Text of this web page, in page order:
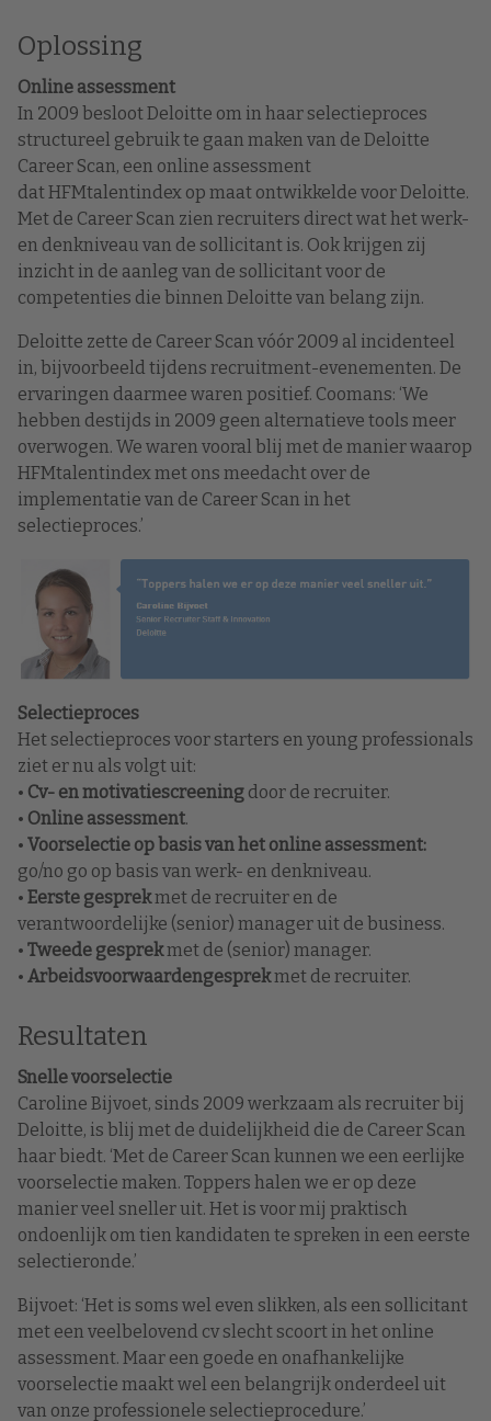
Oplossing
Online assessment
In 2009 besloot Deloitte om in haar selectieproces
structureel gebruik te gaan maken van de Deloitte
Career Scan, een online assessment
dat HFMtalentindex op maat ontwikkelde voor Deloitte.
Met de Career Scan zien recruiters direct wat het werk-
en denkniveau van de sollicitant is. Ook krijgen zij
inzicht in de aanleg van de sollicitant voor de
competenties die binnen Deloitte van belang zijn.
Deloitte zette de Career Scan vóór 2009 al incidenteel
in, bijvoorbeeld tijdens recruitment-evenementen. De
ervaringen daarmee waren positief. Coomans: ‘We
hebben destijds in 2009 geen alternatieve tools meer
overwogen. We waren vooral blij met de manier waarop
HFMtalentindex met ons meedacht over de
implementatie van de Career Scan in het
selectieproces.’
Selectieproces
Het selectieproces voor starters en young professionals
ziet er nu als volgt uit:
• Cv- en motivatiescreening door de recruiter.
• Online assessment.
• Voorselectie op basis van het online assessment:
go/no go op basis van werk- en denkniveau.
• Eerste gesprekmet de recruiter en de
verantwoordelijke (senior) manager uit de business.
• Tweede gesprekmet de (senior) manager.
• Arbeidsvoorwaardengesprekmet de recruiter.
Resultaten
Snelle voorselectie
Caroline Bijvoet, sinds 2009 werkzaam als recruiter bij
Deloitte, is blij met de duidelijkheid die de Career Scan
haar biedt. ‘Met de Career Scan kunnen we een eerlijke
voorselectie maken. Toppers halen we er op deze
manier veel sneller uit. Het is voor mij praktisch
ondoenlijk om tien kandidaten te spreken in een eerste
selectieronde.’
Bijvoet: ‘Het is soms wel even slikken, als een sollicitant
met een veelbelovend cv slecht scoort in het online
assessment. Maar een goede en onafhankelijke
voorselectie maakt wel een belangrijk onderdeel uit
van onze professionele selectieprocedure.’